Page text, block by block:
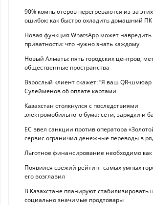
90% компьютеров перегреваются из-за
ошибок: как быстро охладить домашний ПК
Новая функция WhatsApp может
приватности: что нужно знать каждому
Новый Алматы: пять городских центров,
общественные пространства
Взрослый клиент скажет: “Я ваш QR-шмюар
Сулейменов об оплате картами
Казахстан столкнулся с последствиями
электромобильного бума: сети, зарядки и
ЕС ввел санкции против оператора
сервис ограничил денежные переводы в
Льготное финансирование необходимо как
Появился свежий рейтинг самых умных
его возглавил
В Казахстане планируют стабилизировать
социально значимые продтовары